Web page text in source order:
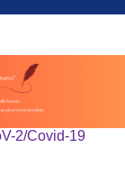
2/Covid-19